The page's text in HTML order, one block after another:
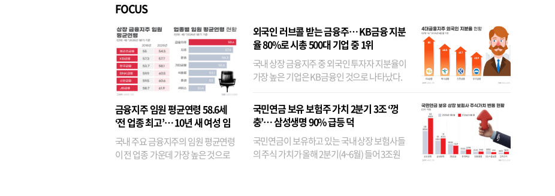
FOCUS
금융지주 임원 평균연령 58.6세
‘전 업종 최고’… 10년 새 여성 임
원은 14배 껑충
국내 주요 금융지주의 임원 평균연령
이 전 업종 가운데 가장 높은 것으로
외국인 러브콜 받는 금융주… KB금융 지분
율 80%로 시총 500대 기업 중 1위
국내 상장 금융지주 중 외국인 투자자 지분율이
가장 높은 기업은 KB금융인 것으로 나타났다.
융이었다. 특히 KB금융은 지난달 말 기준 해외
기관투자자 지분율이...
국민연금 보유 보험주 가치 2분기 3조 ‘껑
충’… 삼성생명 90% 급등 덕
국민연금이 보유하고 있는 국내 상장 보험사들
의 주식 가치가 올해 2분기(4~6월) 들어 3조원